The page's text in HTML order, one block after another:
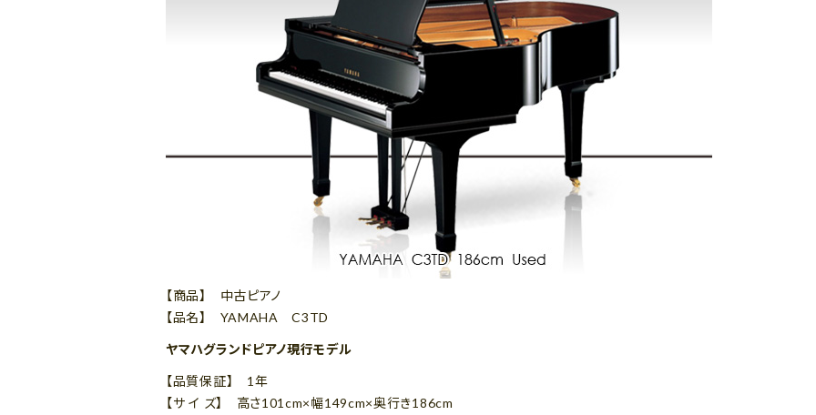
【商品】 中古ピアノ
【品名】 YAMAHA C3TD
ヤマハグランドピアノ現行モデル
【品質保証】 1年
【サ イ ズ】 高さ101cm×幅149cm×奥行き186cm